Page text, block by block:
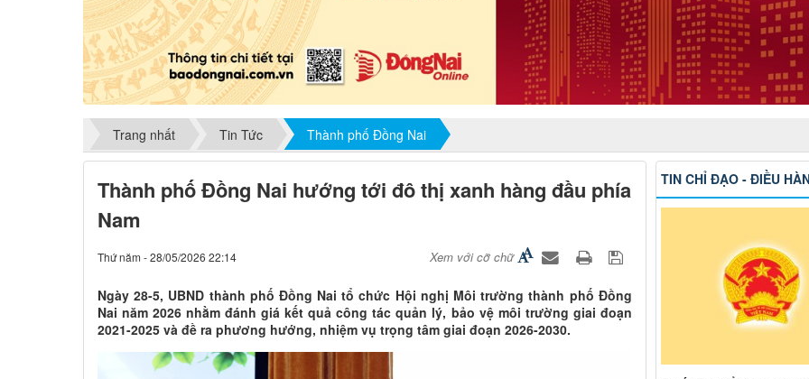
Trang nhất Tin Tức Thành phố Đồng Nai
Thành phố Đồng Nai hướng tới đô thị xanh hàng đầu phía
Nam
Thứ năm - 28/05/2026 22:14 Xem với cỡ chữ
Ngày 28-5, UBND thành phố Đồng Nai tổ chức Hội nghị Môi trường thành phố Đồng
Nai năm 2026 nhằm đánh giá kết quả công tác quản lý, bảo vệ môi trường giai đoạn
2021-2025 và đề ra phương hướng, nhiệm vụ trọng tâm giai đoạn 2026-2030.
TIN CHỈ ĐẠO - ĐIỀU